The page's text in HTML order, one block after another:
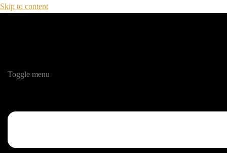
Skip to content
Toggle menu